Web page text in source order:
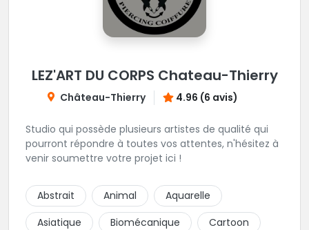
LEZ'ART DU CORPS Chateau-Thierry
Château-Thierry 4.96 (6 avis)
Studio qui possède plusieurs artistes de qualité qui
pourront répondre à toutes vos attentes, n'hésitez à
venir soumettre votre projet ici !
Abstrait Animal
Aquarelle
Asiatique
Biomécanique
Cartoon